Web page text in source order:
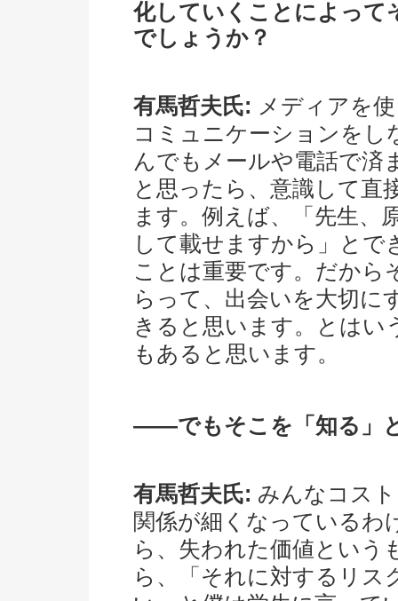
化していくことによって
でしょうか？
有馬哲夫氏: メディアを
コミュニケーションを
んでもメールや電話で済
と思ったら、意識して直
ます。例えば、「先生、
して載せますから」と
ことは重要です。だから
らって、出会いを大切に
きると思います。とはい
もあると思います。
――でもそこを「知る」
有馬哲夫氏: みんなコス
関係が細くなっているわ
ら、失われた価値という
ら、「それに対するリ